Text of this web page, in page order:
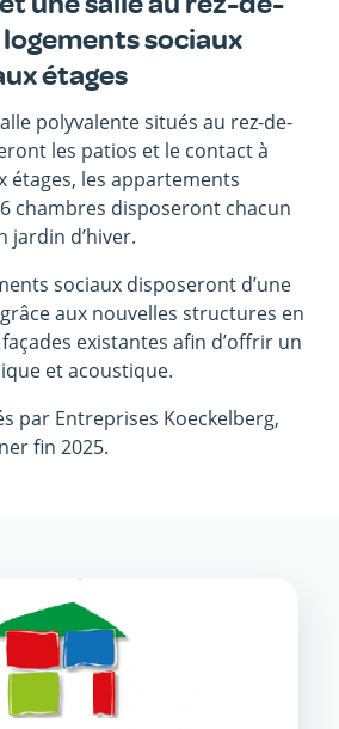
sociaux
étages
polyvalente situés au rez-de-
les patios et le contact à
étages, les appartements
chambres disposeront chacun
jardin d’hiver.
sociaux disposeront d’une
aux nouvelles structures en
existantes afin d’offrir un
et acoustique.
par Entreprises Koeckelberg,
fin 2025.